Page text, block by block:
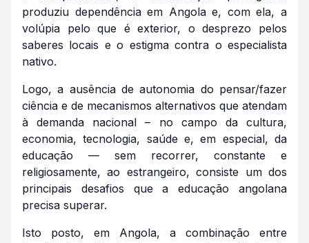
produziu dependência em Angola e, com ela, a
volúpia pelo que é exterior, o desprezo pelos
saberes locais e o estigma contra o especialista
nativo.
Logo, a ausência de autonomia do pensar/fazer
ciência e de mecanismos alternativos que atendam
à demanda nacional – no campo da cultura,
economia, tecnologia, saúde e, em especial, da
educação — sem recorrer, constante e
religiosamente, ao estrangeiro, consiste um dos
principais desafios que a educação angolana
precisa superar.
Isto posto, em Angola, a combinação entre